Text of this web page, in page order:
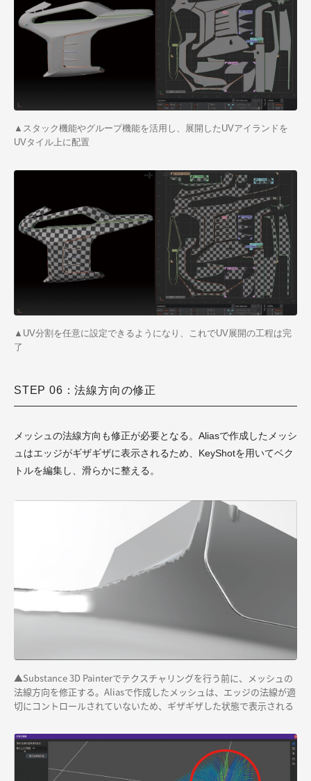
▲スタック機能やグループ機能を活用し、展開したUVアイランドを
UVタイル上に配置
▲UV分割を任意に設定できるようになり、これでUV展開の工程は完
了
STEP 06：法線方向の修正
メッシュの法線方向も修正が必要となる。Aliasで作成したメッシ
ュはエッジがギザギザに表示されるため、KeyShotを用いてベク
トルを編集し、滑らかに整える。
▲Substance 3D Painterでテクスチャリングを行う前に、メッシュの
法線方向を修正する。Aliasで作成したメッシュは、エッジの法線が適
切にコントロールされていないため、ギザギザした状態で表示される